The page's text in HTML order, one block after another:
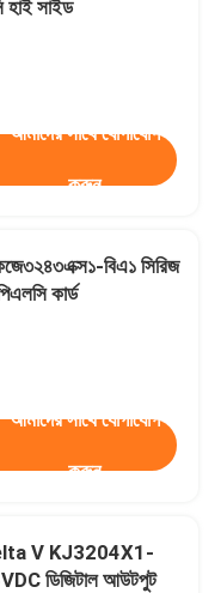
হাই সাইড
আমাদের সাথে যোগাযোগ
করুন
বিএ১ সিরিজ
কার্ড
আমাদের সাথে যোগাযোগ
করুন
V KJ3204X1-
ডিজিটাল আউটপুট